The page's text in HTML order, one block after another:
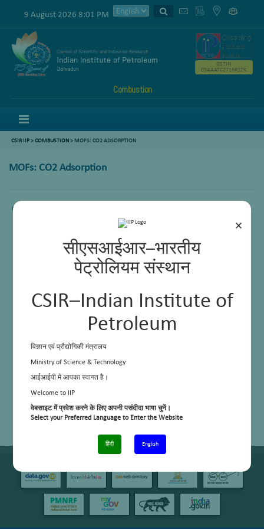
×
सीएसआईआर–भारतीय
पेट्रोलियम संस्थान
CSIR–Indian Institute of
Petroleum
विज्ञान एवं प्रौद्योगिकी मंत्रालय
Ministry of Science & Technology
आईआईपी में आपका स्वागत है।
Welcome to IIP
वेबसाइट में प्रवेश करने के लिए अपनी पसंदीदा भाषा चुनें।
Select your Preferred Language to Enter the Website
हिंदी English
9 August 2026 8:01 PM
Combustion
GSTIN
05AAATC2716R2ZK
CSIR IIP>COMBUSTION> MOFS: CO2 ADSORPTION
MOFs: CO2 Adsorption
Comming Soon.